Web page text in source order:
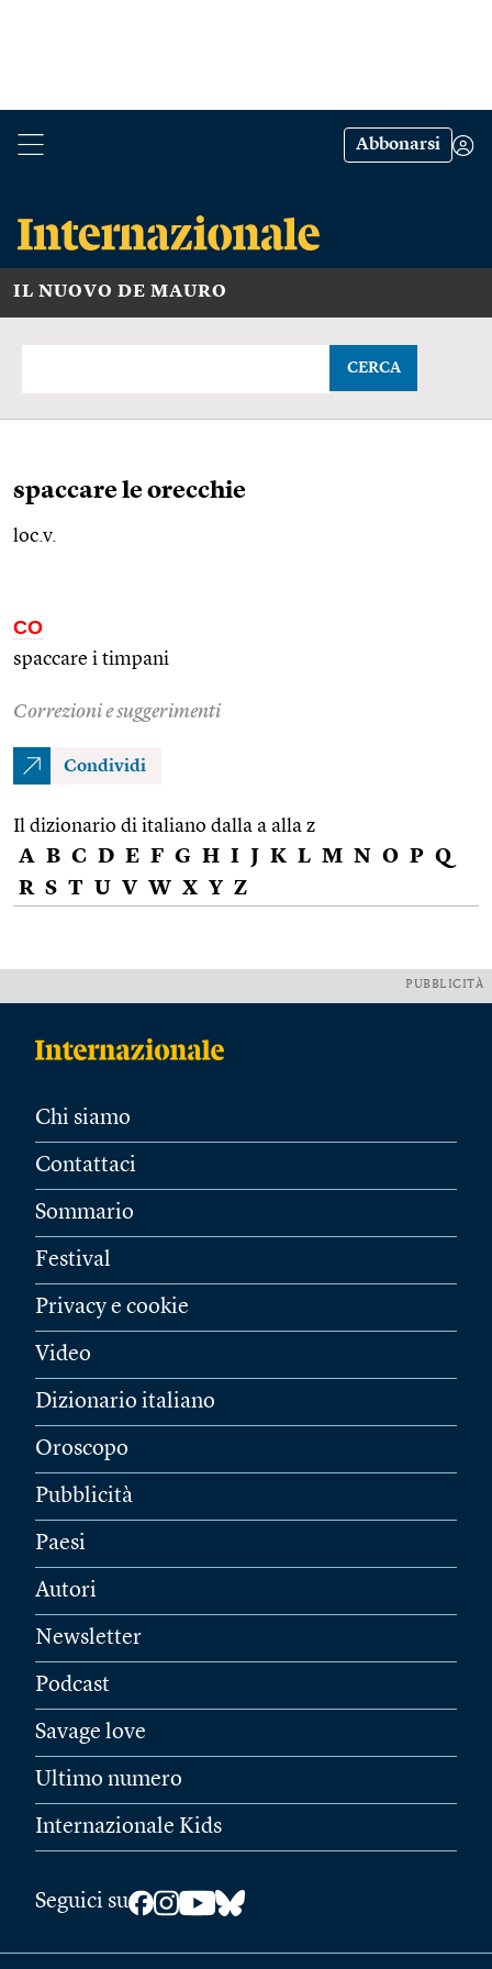
Abbonarsi
IL NUOVO DE MAURO
CERCA
spaccare le orecchie
loc.v.
CO
spaccare i timpani
Correzioni e suggerimenti
Condividi
Il dizionario di italiano dalla a alla z
A B C D E F G H I J K L M N O P Q
R S T U V W X Y Z
PUBBLICITÀ
Chi siamo
Contattaci
Sommario
Festival
Privacy e cookie
Video
Dizionario italiano
Oroscopo
Pubblicità
Paesi
Autori
Newsletter
Podcast
Savage love
Ultimo numero
Internazionale Kids
Seguici su